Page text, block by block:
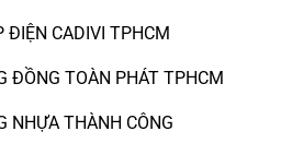
ĐIỆN CADIVI TPHCM
ĐỒNG TOÀN PHÁT TPHCM
NHỰA THÀNH CÔNG